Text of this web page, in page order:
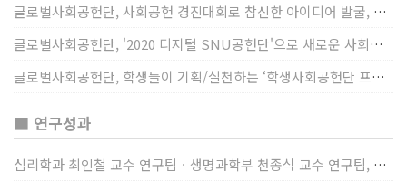
글로벌사회공헌단, 사회공헌 경진대회로 참신한 아이디어 발굴, 지원
글로벌사회공헌단, '2020 디지털 SNU공헌단'으로 새로운 사회공헌에 도전
글로벌사회공헌단, 학생들이 기획/실천하는 ‘학생사회공헌단 프로젝트’ 진행
■ 연구성과
심리학과 최인철 교수 연구팀ㆍ생명과학부 천종식 교수 연구팀, 장내 마이크로바이옴과 정서적 웰빙간 관계 규명